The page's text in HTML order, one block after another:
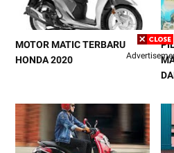
MOTOR MATIC TERBARU
HONDA 2020